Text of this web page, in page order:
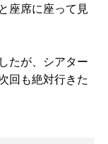
座席に座って見
たが、シアター
回も絶対行きた